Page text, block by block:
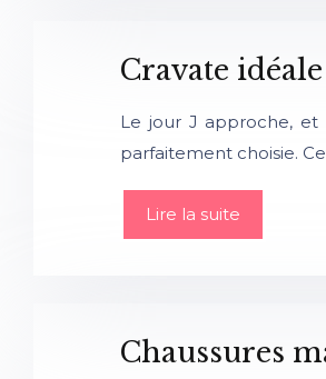
Cravate
Le jour J approche, et
parfaitement choisie.
Lire la suite
Chaussures